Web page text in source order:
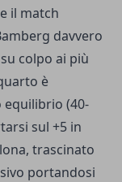
il match
davvero
colpo ai più
è
(40-
sul +5 in
trascinato
portandosi